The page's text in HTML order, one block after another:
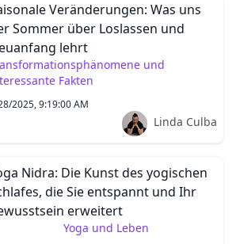
Veränderungen: Was uns
Sommer über Loslassen und
lehrt
und
Fakten
2025, 9:19:00 AM
Linda Culba
Nidra: Die Kunst des yogischen
die Sie entspannt und Ihr
erweitert
Yoga und Leben